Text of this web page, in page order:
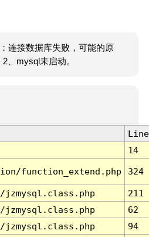
连接数据库失败，可能的原
、mysql未启动。
Line
14
function_extend.php 324
jzmysql.class.php
211
jzmysql.class.php
62
jzmysql.class.php
94